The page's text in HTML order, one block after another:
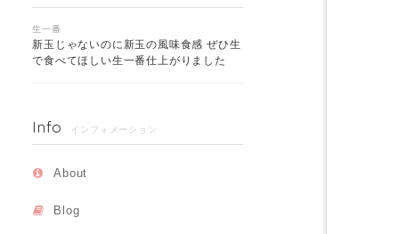
生一番
新玉じゃないのに新玉の風味食感 ぜひ生
で食べてほしい生一番仕上がりました
Info インフォメーション
About
Blog